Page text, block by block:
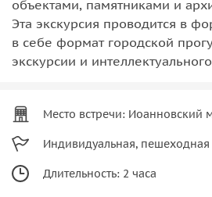
объектами, памятниками и
Эта экскурсия проводится в
в себе формат городской
экскурсии и
Место встречи: Иоанновский
Индивидуальная, пешеходная
Длительность: 2 часа